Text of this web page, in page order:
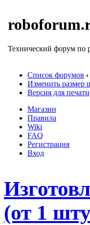
Технический форум по
Список форумов ‹
Изменить размер
Версия для печати
Магазин
Правила
Wiki
FAQ
Регистрация
Вход
(от 1